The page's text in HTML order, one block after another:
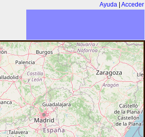
Ayuda Acceder